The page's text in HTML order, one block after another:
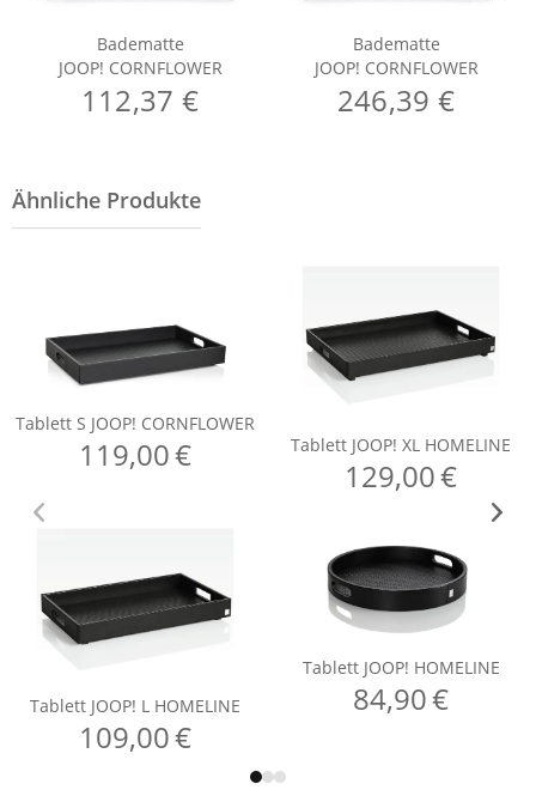
Badematte
JOOP! CORNFLOWER
112,37 €
Badematte
JOOP! CORNFLOWER
246,39 €